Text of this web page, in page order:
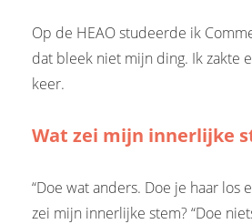
Op de HEAO studeerde ik
dat bleek niet mijn ding. Ik zakte
keer.
Wat zei mijn innerlijke
“Doe wat anders. Doe je haar los
zei mijn innerlijke stem? “Doe